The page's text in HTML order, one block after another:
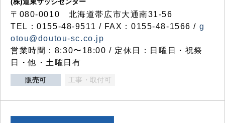
〒080-0010 北海道帯広市大通南31-56
TEL：0155-48-9511 / FAX：0155-48-1566 / g
otou@doutou-sc.co.jp
営業時間：8:30〜18:00 / 定休日：日曜日・祝祭
日・他・土曜日有
販売可 工事・取付可